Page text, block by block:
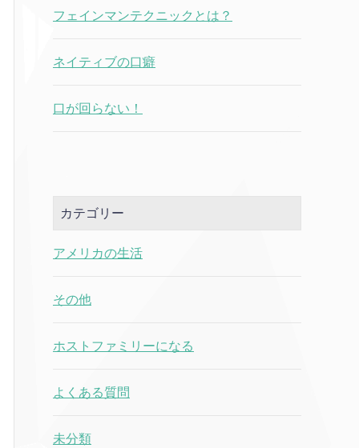
フェインマンテクニックとは？
ネイティブの口癖
口が回らない！
カテゴリー
アメリカの生活
その他
ホストファミリーになる
よくある質問
未分類